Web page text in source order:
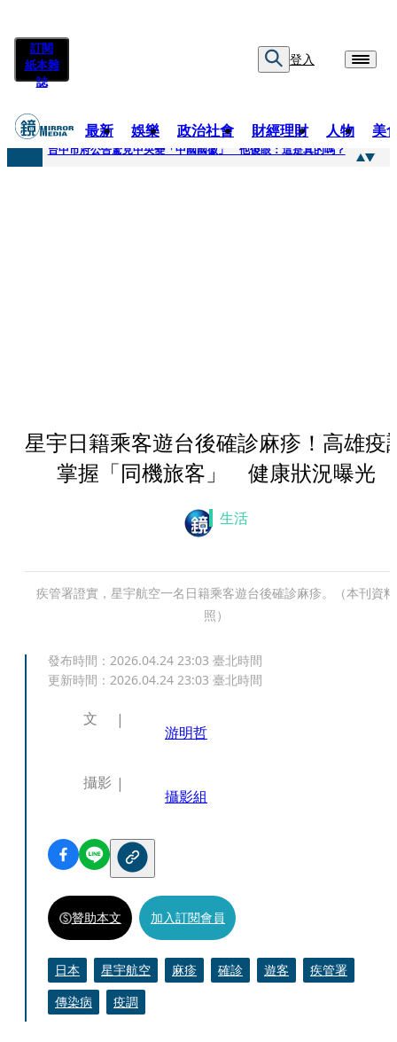
訂閱
紙本雜
誌
登入
最新 娛樂 政治社會 財經理財 人物 美
快訊
台中市府公告驚見中央變「中國國徽」 他傻眼：這是真的嗎？
星宇日籍乘客遊台後確診麻疹！高雄疫
掌握「同機旅客」 健康狀況曝光
生活
疾管署證實，星宇航空一名日籍乘客遊台後確診麻疹。（本刊資料
照）
發布時間： 2026.04.24 23:03 臺北時間
更新時間： 2026.04.24 23:03 臺北時間
文
游明哲
攝影
攝影組
贊助本文 加入訂閱會員
日本 星宇航空 麻疹 確診 遊客
疾管署
傳染病
疫調